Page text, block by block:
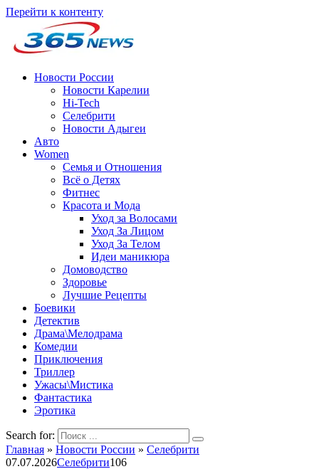
Перейти к контенту
Новости России
Новости Карелии
Hi-Tech
Селебрити
Новости Адыгеи
Авто
Women
Семья и Отношения
Всё о Детях
Фитнес
Красота и Мода
Уход за Волосами
Уход За Лицом
Уход За Телом
Идеи маникюра
Домоводство
Здоровье
Лучшие Рецепты
Боевики
Детектив
Драма\Мелодрама
Комедии
Приключения
Триллер
Ужасы\Мистика
Фантастика
Эротика
Search for:
Главная » Новости России » Селебрити
07.07.2026Селебрити106